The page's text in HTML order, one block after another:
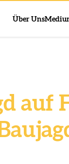
Über Uns
auf